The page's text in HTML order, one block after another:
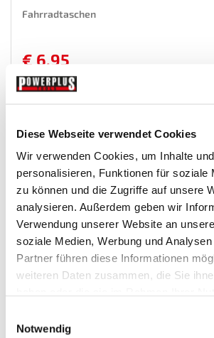
Diese Webseite verwendet Cookies
Wir verwenden Cookies, um Inhalte
personalisieren, Funktionen für soziale
zu können und die Zugriffe auf unsere
analysieren. Außerdem geben wir
Verwendung unserer Website an
soziale Medien, Werbung und
Partner führen diese Informationen
weiteren Daten zusammen, die Sie
Notwendig
Fahrradtaschen
€ 6,95
Gewicht: 0.082 kg
Wunschliste